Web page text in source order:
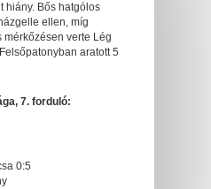
hiány. Bős hatgólos
ellen, míg
mérkőzésen verte Lég
aratott 5
7. forduló:
0:5